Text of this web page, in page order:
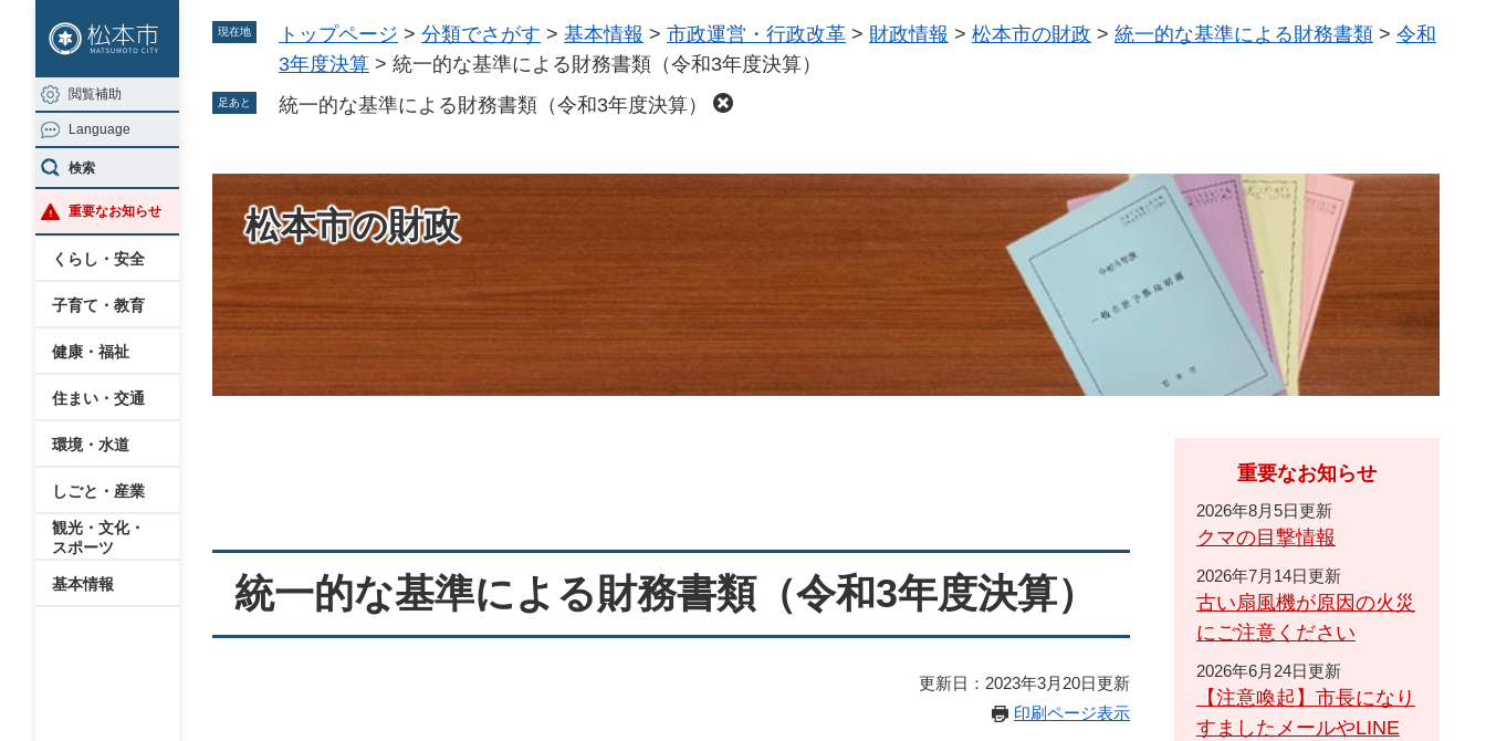
ジ
の
先
頭
で
す
ュ
ー
を
飛
ば
し
閲覧補助
Language
検索
重要なお知らせ
くらし・安全
子育て・教育
健康・福祉
住まい・交通
環境・水道
しごと・産業
観光・文化・
スポーツ
基本情報
現在地 トップページ > 分類でさがす > 基本情報 > 市政運営・行政改革 > 財政情報 > 松本市の財政 > 統一的な基準による財務書類 > 令和
3年度決算 > 統一的な基準による財務書類（令和3年度決算）
足あと 統一的な基準による財務書類（令和3年度決算）
松本市の財政
統一的な基準による財務書類（令和3年度決算）
更新日：2023年3月20日更新
印刷ページ表示
重要なお知らせ
2026年8月5日更新
クマの目撃情報
2026年7月14日更新
古い扇風機が原因の火災
にご注意ください
2026年6月24日更新
【注意喚起】市長になり
すましたメールやLINE